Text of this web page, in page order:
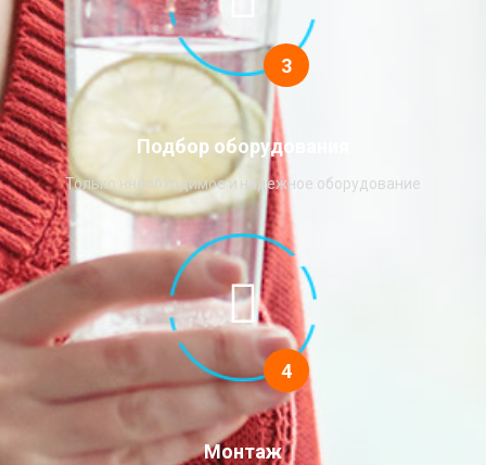
3
Подбор оборудования
Только ннеобходимое и надежное оборудование
4
Монтаж